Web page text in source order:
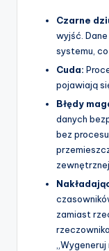
Czarne
wyjść.
systemu,
Cuda:
pojawiają
Błędy
danych
bez
zamiast